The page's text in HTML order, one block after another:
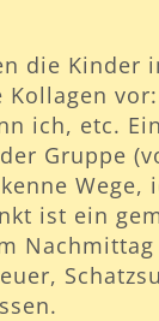
die Kinder
ich, etc.
Gruppe
ist ein
Nachmittag